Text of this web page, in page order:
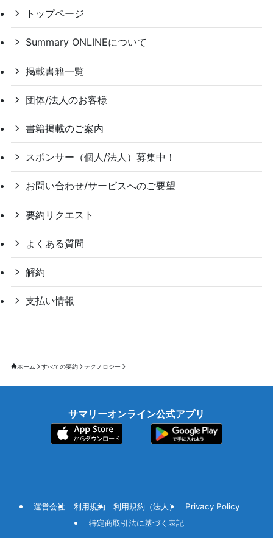
トップページ
Summary ONLINEについて
掲載書籍一覧
団体/法人のお客様
書籍掲載のご案内
スポンサー（個人/法人）募集中！
お問い合わせ/サービスへのご要望
要約リクエスト
よくある質問
解約
支払い情報
ホーム すべての要約 テクノロジー
サマリーオンライン公式アプリ
運営会社 利用規約 利用規約（法人）
Privacy Policy
特定商取引法に基づく表記